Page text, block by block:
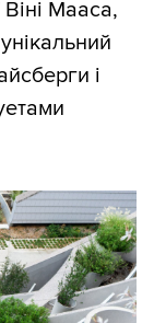
Мааса,
і